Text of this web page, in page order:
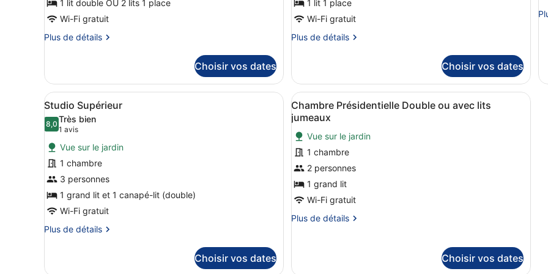
de
chambre :
Chambre
ou
avec
lits
jumeaux
1 lit double OU 2 lits 1 place
Wi-Fi gratuit
Plus de détails
Plus
le
type
de
chambre
Chambre
Confort
Double
ou
avec
lits
jumeaux
Choisir vos dates
de
chambre :
Chambre
1 lit 1 place
Wi-Fi gratuit
Plus de détails
Plus
le
type
de
chambre
Chambre
Simple
Choisir vos dates
de
Afficher
toutes
les
photos
pour
ce
type
de
chambre :
Studio
Une pièce de taille modeste, comprenant un canapé, une petite table et un meuble.
2
Studio Supérieur
8,08,0 sur 10
Très bien
1 avis
(1 avis)
Vue sur le jardin
1 chambre
3 personnes
1 grand lit et 1 canapé-lit (double)
Wi-Fi gratuit
Plus de détails
Plus
Choisir vos dates
Afficher
toutes
les
photos
pour
ce
type
de
Chambre
ou
Une chambre avec une couvre-
2
Chambre Présidentielle Double ou avec lits
jumeaux
Vue sur le jardin
1 chambre
2 personnes
1 grand lit
Wi-Fi gratuit
Plus de détails
Plus
Choisir vos dates